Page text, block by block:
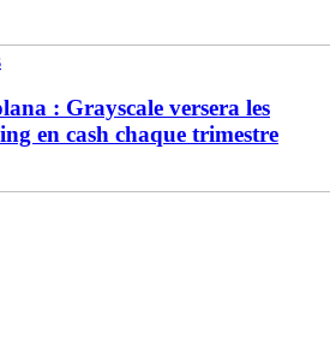
: Grayscale versera les
en cash chaque trimestre